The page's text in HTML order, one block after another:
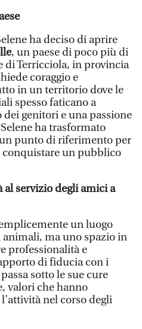
ha deciso di aprire
, un paese di poco più di
Terricciola, in provincia
coraggio e
in un territorio dove le
spesso faticano a
dei genitori e una passione
ha trasformato
punto di riferimento per
conquistare un pubblico
al servizio degli amici a
un luogo
ma uno spazio in
professionalità e
di fiducia con i
sotto le sue cure
valori che hanno
nel corso degli